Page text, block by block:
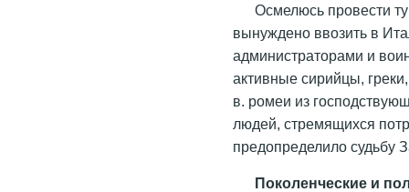
Осмелюсь провести
вынуждено ввозить в
администраторами и
активные сирийцы,
в. ромеи из
людей, стремящихся
предопределило судьбу
Поколенческие и